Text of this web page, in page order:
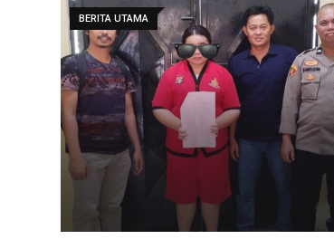
BERITA UTAMA